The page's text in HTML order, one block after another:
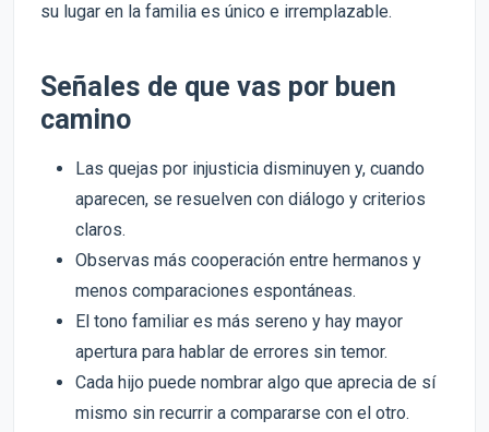
su lugar en la familia es único e irremplazable.
Señales de que vas por buen
camino
Las quejas por injusticia disminuyen y, cuando
aparecen, se resuelven con diálogo y criterios
claros.
Observas más cooperación entre hermanos y
menos comparaciones espontáneas.
El tono familiar es más sereno y hay mayor
apertura para hablar de errores sin temor.
Cada hijo puede nombrar algo que aprecia de sí
mismo sin recurrir a compararse con el otro.